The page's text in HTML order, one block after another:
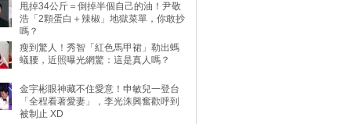
甩掉34公斤＝倒掉半個自己的油！尹敬
浩「2顆蛋白＋辣椒」地獄菜單，你敢抄
嗎？
瘦到驚人！秀智「紅色馬甲裙」勒出螞
蟻腰，近照曝光網驚：這是真人嗎？
金宇彬眼神藏不住愛意！申敏兒一登台
「全程看著愛妻」，李光洙興奮歡呼到
被制止 XD